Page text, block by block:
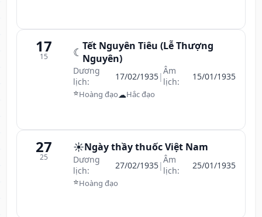
17
15 ☾ Tết Nguyên Tiêu (Lễ Thượng
Nguyên)
Dương
lịch:
17/02/1935|Âm
lịch:
15/01/1935
⭐Hoàng đạo☁Hắc đạo
27
25
☀️Ngày thầy thuốc Việt Nam
Dương
lịch:
27/02/1935|Âm
lịch:
25/01/1935
⭐Hoàng đạo